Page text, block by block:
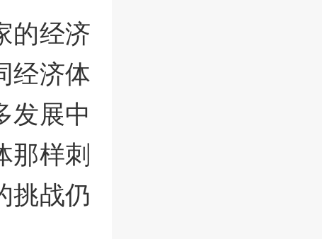
的经济
经济体
发展中
那样刺
挑战仍